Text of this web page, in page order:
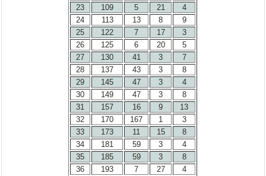
23
109 5 21
4
24
113 13 8
9
25
122 7 17
3
26
125 6 20
5
27
130 41 3
7
28
137 43 3
8
29
145 47 3
4
30
149 47 3
8
31
157 16 9
13
32
170 167 1
3
33
173 11 15
8
34
181 59 3
4
35
185 59 3
8
36
193 7 27 4